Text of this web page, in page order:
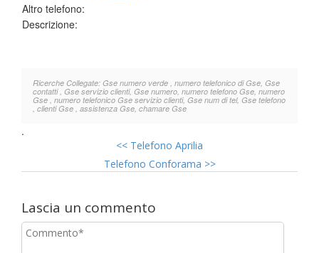
Altro telefono:
Descrizione:
Ricerche Collegate: Gse numero verde , numero telefonico di Gse, Gse
contatti , Gse servizio clienti, Gse numero, numero telefono Gse, numero
Gse , numero telefonico Gse servizio clienti, Gse num di tel, Gse telefono
, clienti Gse , assistenza Gse, chamare Gse
.
<< Telefono Aprilia
Telefono Conforama >>
Lascia un commento